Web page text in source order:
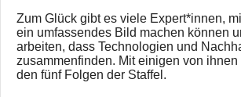
Zum Glück gibt es viele Expert*innen,
ein umfassendes Bild machen können
arbeiten, dass Technologien und
zusammenfinden. Mit einigen von
den fünf Folgen der Staffel.